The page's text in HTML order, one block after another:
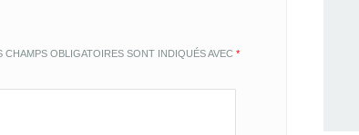
CHAMPS OBLIGATOIRES SONT INDIQUÉS AVEC *